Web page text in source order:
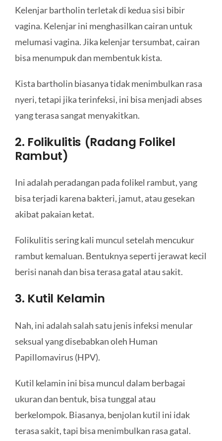
Kelenjar bartholin terletak di kedua sisi bibir
vagina. Kelenjar ini menghasilkan cairan untuk
melumasi vagina. Jika kelenjar tersumbat, cairan
bisa menumpuk dan membentuk kista.
Kista bartholin biasanya tidak menimbulkan rasa
nyeri, tetapi jika terinfeksi, ini bisa menjadi abses
yang terasa sangat menyakitkan.
2. Folikulitis (Radang Folikel
Rambut)
Ini adalah peradangan pada folikel rambut, yang
bisa terjadi karena bakteri, jamut, atau gesekan
akibat pakaian ketat.
Folikulitis sering kali muncul setelah mencukur
rambut kemaluan. Bentuknya seperti jerawat kecil
berisi nanah dan bisa terasa gatal atau sakit.
3. Kutil Kelamin
Nah, ini adalah salah satu jenis infeksi menular
seksual yang disebabkan oleh Human
Papillomavirus (HPV).
Kutil kelamin ini bisa muncul dalam berbagai
ukuran dan bentuk, bisa tunggal atau
berkelompok. Biasanya, benjolan kutil ini idak
terasa sakit, tapi bisa menimbulkan rasa gatal.